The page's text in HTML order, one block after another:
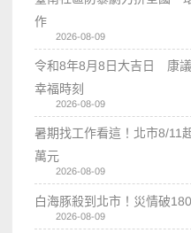
作
2026-08-09
令和8年8月8日大吉日 康
幸福時刻
2026-08-09
暑期找工作看這！北市8/
萬元
2026-08-09
白海豚殺到北市！災情破
2026-08-09